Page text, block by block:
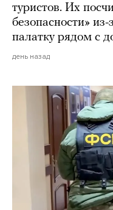
туристов. Их
безопасности» из-
палатку рядом с
день назад